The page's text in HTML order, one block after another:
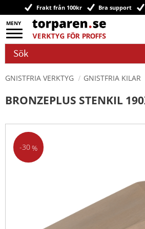
Meny
Frakt från 100kr Bra support
GNISTFRIA VERKTYG GNISTFRIA KILAR
BRONZEPLUS STENKIL
30%